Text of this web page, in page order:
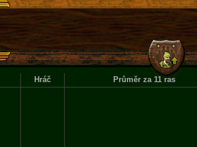
Hráč Průměr za 11 ras